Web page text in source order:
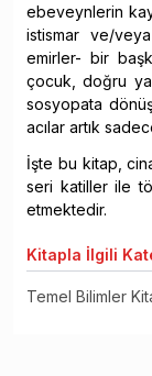
ebeveynlerin
istismar ve/
emirler- bir
çocuk, doğru
sosyopata
acılar artık
İşte bu kitap,
seri katiller ile
etmektedir.
Kitapla İlgili
Temel Bilimler